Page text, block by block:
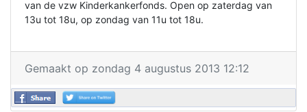
van de vzw Kinderkankerfonds. Open op zaterdag van
13u tot 18u, op zondag van 11u tot 18u.
Gemaakt op zondag 4 augustus 2013 12:12